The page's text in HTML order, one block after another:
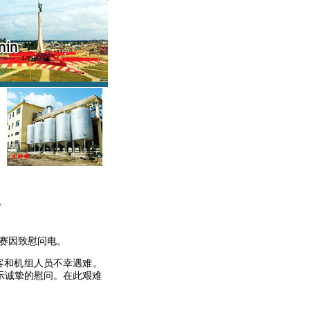
致慰问电。
机组人员不幸遇难。
诚挚的慰问。在此艰难